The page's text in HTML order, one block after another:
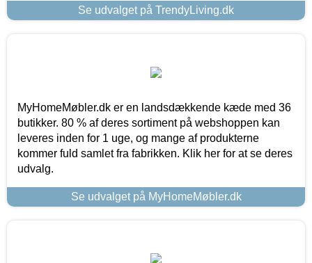
Se udvalget på TrendyLiving.dk
MyHomeMøbler.dk er en landsdækkende kæde med 36
butikker. 80 % af deres sortiment på webshoppen kan
leveres inden for 1 uge, og mange af produkterne
kommer fuld samlet fra fabrikken. Klik her for at se deres
udvalg.
Se udvalget på MyHomeMøbler.dk